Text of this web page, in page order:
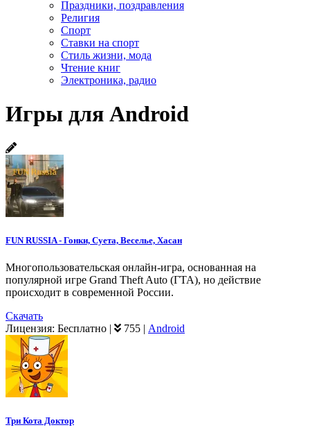
Праздники, поздравления
Религия
Спорт
Ставки на спорт
Стиль жизни, мода
Чтение книг
Электроника, радио
Игры для Android
FUN RUSSIA - Гонки, Cуета, Веселье, Хасан
Многопользовательская онлайн-игра, основанная на
популярной игре Grand Theft Auto (ГТА), но действие
происходит в современной России.
Скачать
Лицензия: Бесплатно | 755 | Android
Три Кота Доктор